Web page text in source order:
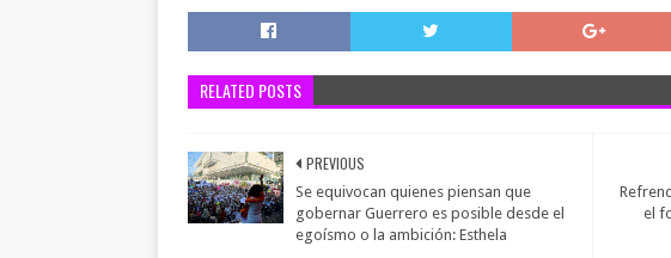
RELATED POSTS
el
PREVIOUS
Se equivocan quienes piensan que
gobernar Guerrero es posible desde el
egoísmo o la ambición: Esthela